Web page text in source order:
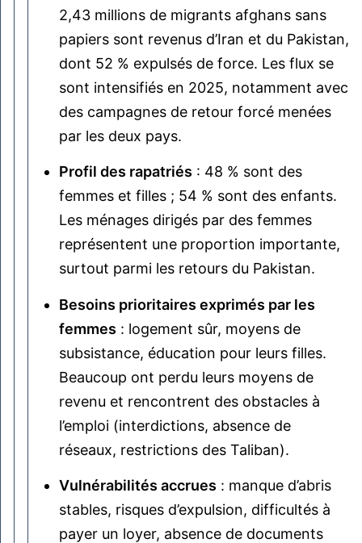
2,43 millions de migrants afghans sans
papiers sont revenus d’Iran et du Pakistan,
dont 52 % expulsés de force. Les flux se
sont intensifiés en 2025, notamment avec
des campagnes de retour forcé menées
par les deux pays.
Profil des rapatriés : 48 % sont des
femmes et filles ; 54 % sont des enfants.
Les ménages dirigés par des femmes
représentent une proportion importante,
surtout parmi les retours du Pakistan.
Besoins prioritaires exprimés par les
femmes : logement sûr, moyens de
subsistance, éducation pour leurs filles.
Beaucoup ont perdu leurs moyens de
revenu et rencontrent des obstacles à
l’emploi (interdictions, absence de
réseaux, restrictions des Taliban).
Vulnérabilités accrues : manque d’abris
stables, risques d’expulsion, difficultés à
payer un loyer, absence de documents